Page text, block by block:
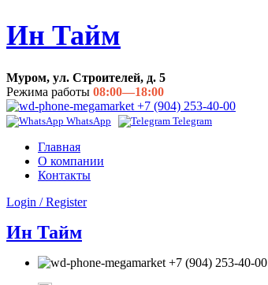
Ин Тайм
Муром, ул. Строителей, д. 5
Режима работы 08:00—18:00
+7 (904) 253-40-00
WhatsApp Telegram
Главная
О компании
Контакты
Login / Register
Ин Тайм
+7 (904) 253-40-00